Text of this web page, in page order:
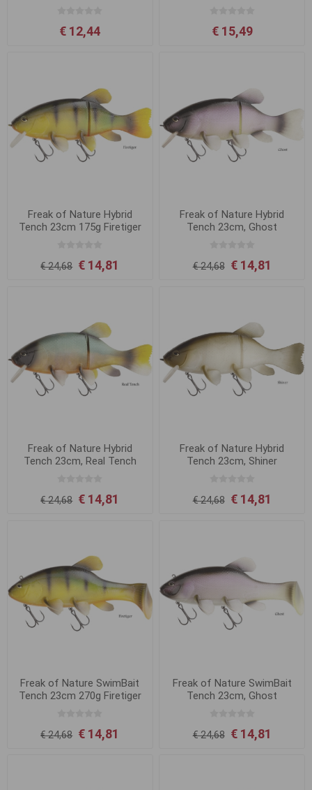
€ 12,44 € 15,49
Freak of Nature Hybrid
Tench 23cm 175g Firetiger
€ 24,68 € 14,81
Freak of Nature Hybrid
Tench 23cm, Ghost
€ 24,68 € 14,81
Freak of Nature Hybrid
Tench 23cm, Real Tench
€ 24,68 € 14,81
Freak of Nature Hybrid
Tench 23cm, Shiner
€ 24,68 € 14,81
Freak of Nature SwimBait
Tench 23cm 270g Firetiger
€ 24,68 € 14,81
Freak of Nature SwimBait
Tench 23cm, Ghost
€ 24,68 € 14,81